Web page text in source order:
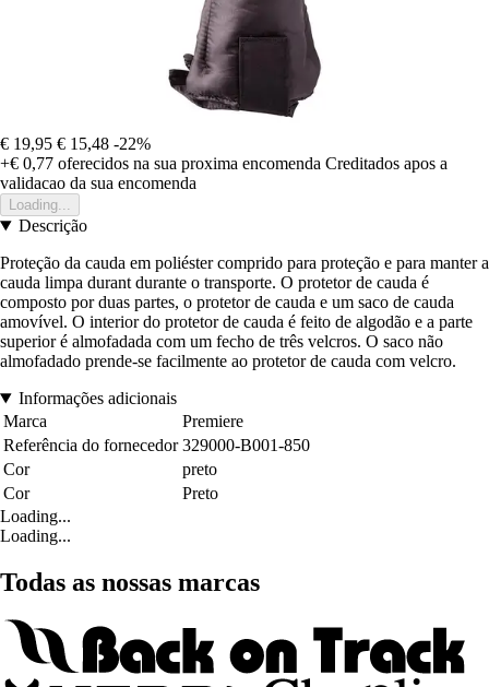
€ 19,95 € 15,48 -22%
+€ 0,77 oferecidos na sua proxima encomenda Creditados apos a
validacao da sua encomenda
Loading...
Descrição
Proteção da cauda em poliéster comprido para proteção e para manter a
cauda limpa durant durante o transporte. O protetor de cauda é
composto por duas partes, o protetor de cauda e um saco de cauda
amovível. O interior do protetor de cauda é feito de algodão e a parte
superior é almofadada com um fecho de três velcros. O saco não
almofadado prende-se facilmente ao protetor de cauda com velcro.
Informações adicionais
Marca
Premiere
Referência do fornecedor 329000-B001-850
Cor
preto
Cor
Preto
Loading...
Loading...
Todas as nossas marcas